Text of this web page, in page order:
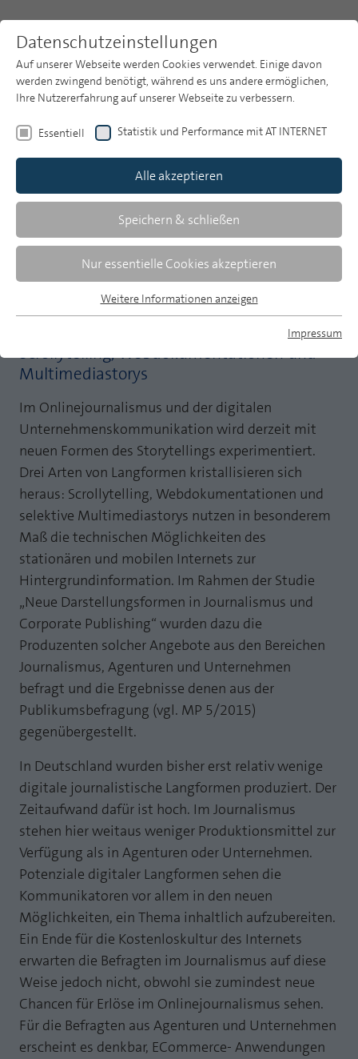
MP auf LinkedIn
Newsletter
Publikationsarchiv
Heft 11
Journalistische Langformen im Web:
Produktionsbedingungen und
Markteinschätzung
Scrollytelling, Webdokumentationen und
Multimediastorys
Im Onlinejournalismus und der digitalen
Unternehmenskommunikation wird derzeit mit
neuen Formen des Storytellings experimentiert.
Drei Arten von Langformen kristallisieren sich
heraus: Scrollytelling, Webdokumentationen und
selektive Multimediastorys nutzen in besonderem
Maß die technischen Möglichkeiten des
stationären und mobilen Internets zur
Hintergrundinformation. Im Rahmen der Studie
„Neue Darstellungsformen in Journalismus und
Corporate Publishing“ wurden dazu die
Produzenten solcher Angebote aus den Bereichen
Journalismus, Agenturen und Unternehmen
befragt und die Ergebnisse denen aus der
Publikumsbefragung (vgl. MP 5/2015)
gegenübergestellt.
In Deutschland wurden bisher erst relativ wenige
digitale journalistische Langformen produziert. Der
Zeitaufwand dafür ist hoch. Im Journalismus
stehen hier weitaus weniger Produktionsmittel zur
Verfügung als in Agenturen oder Unternehmen.
Potenziale digitaler Langformen sehen die
Kommunikatoren vor allem in den neuen
Möglichkeiten, ein Thema inhaltlich aufzubereiten.
Ein Ende für die Kostenloskultur des Internets
erwarten die Befragten im Journalismus auf diese
Weise jedoch nicht, obwohl sie zumindest neue
Chancen für Erlöse im Onlinejournalismus sehen.
Für die Befragten aus Agenturen und Unternehmen
erscheint es denkbar, ECommerce- Anwendungen
Datenschutzeinstellungen
Auf unserer Webseite werden Cookies verwendet. Einige davon
werden zwingend benötigt, während es uns andere ermöglichen,
Ihre Nutzererfahrung auf unserer Webseite zu verbessern.
Essentiell Statistik und Performance mit AT INTERNET
Alle akzeptieren
Speichern & schließen
Nur essentielle Cookies akzeptieren
Essentielle Cookies werden für grundlegende Funktionen der
Webseite einwandfrei funktioniert.
Anbieter TYPO3
Session
Zweck
Dieses Cookie ist ein Standard-Session-
Cookie von TYPO3. Es speichert im Falle
eines Benutzer-Logins die Session ID
mithilfe derer der eingeloggte User
geschützten Bereichen zu gewähren.
PHPSESSID
Anbieter php
Laufzeit Ende der Sitzung
Zweck PHPs Standard Sitzungs Identifikation
Statistik und Performance mit AT INTERNET
CROSS-DEVICE ANALYTICS LÖSUNG
Name atidvisitor
Laufzeit 1 Jahr
Zweck
Cookie von AT INTERNET zur Steuerung der
erweiterten Script- und Ereignisbehandlung
Name atuserid
Anbieter
Laufzeit
Cookie von AT INTERNET zur Steuerung der
erweiterten Script- und Ereignisbehandlung
Cookie-Informationen anzeigen
Weitere Informationen anzeigen
Impressum